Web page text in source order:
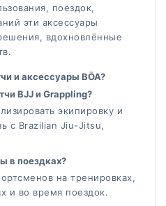
поездок,
эти аксессуары
вдохновлённые
и аксессуары BŌA?
BJJ и Grappling?
экипировку и
с Brazilian Jiu-Jitsu,
в поездках?
на тренировках,
и во время поездок.